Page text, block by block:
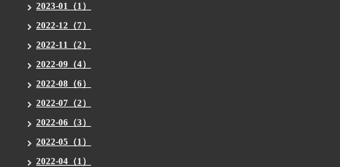
2023-01（1）
2022-12（7）
2022-11（2）
2022-09（4）
2022-08（6）
2022-07（2）
2022-06（3）
2022-05（1）
2022-04（1）